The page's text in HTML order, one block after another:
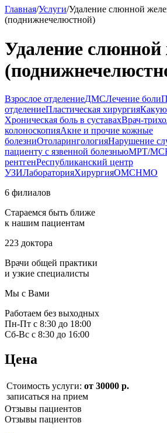
Главная/Услуги/Удаление слюнной
(поднижнечелюстной)
Удаление
Взрослое отделениеДМСЛечение боли
отделениеПластическая хирургияКакую
Хроническая боль в суставахВрач-
колоноскопияАкне и прочие кожные
болезниОтоларингологияНарушение
пациенту с язвенной болезньюМРТ/
рентгенРеспубликанский центр
УЗИЛабораторияХирургияОМСНМО
6 филиалов
Стараемся быть ближе
к нашим пациентам
223 доктора
Врачи общей практики
и узкие специалисты
Мы с Вами
Работаем без выходных
Пн-Пт с 8:30 до 18:00
Сб-Вс с 8:30 до 16:00
Цена
Стоимость услуги: от 30000 р.
записаться на прием
Отзывы пациентов
Отзывы пациентов